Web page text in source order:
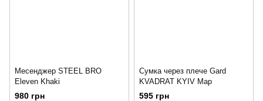
Месенджер STEЕL BRO
Eleven Khaki
980 грн
Сумка через плече Gard
KVADRAT KYIV Map
595 грн